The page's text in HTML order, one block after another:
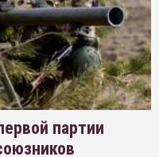
партии